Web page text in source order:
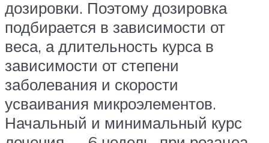
дозировки. Поэтому дозировка
подбирается в зависимости от
веса, а длительность курса в
зависимости от степени
заболевания и скорости
усваивания микроэлементов.
Начальный и минимальный курс